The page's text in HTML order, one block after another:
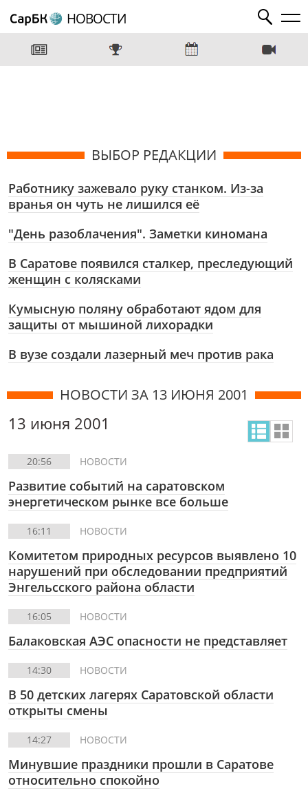
НОВОСТИ
ВЫБОР РЕДАКЦИИ
Работнику зажевало руку станком. Из-за
вранья он чуть не лишился её
"День разоблачения". Заметки киномана
В Саратове появился сталкер, преследующий
женщин с колясками
Кумысную поляну обработают ядом для
защиты от мышиной лихорадки
В вузе создали лазерный меч против рака
НОВОСТИ ЗА 13 ИЮНЯ 2001
13 июня 2001
20:56 НОВОСТИ
Развитие событий на саратовском
энергетическом рынке все больше
16:11 НОВОСТИ
Комитетом природных ресурсов выявлено 10
нарушений при обследовании предприятий
Энгельсского района области
16:05 НОВОСТИ
Балаковская АЭС опасности не представляет
14:30 НОВОСТИ
В 50 детских лагерях Саратовской области
открыты смены
14:27 НОВОСТИ
Минувшие праздники прошли в Саратове
относительно спокойно